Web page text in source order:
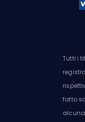
Tutti i
fatto